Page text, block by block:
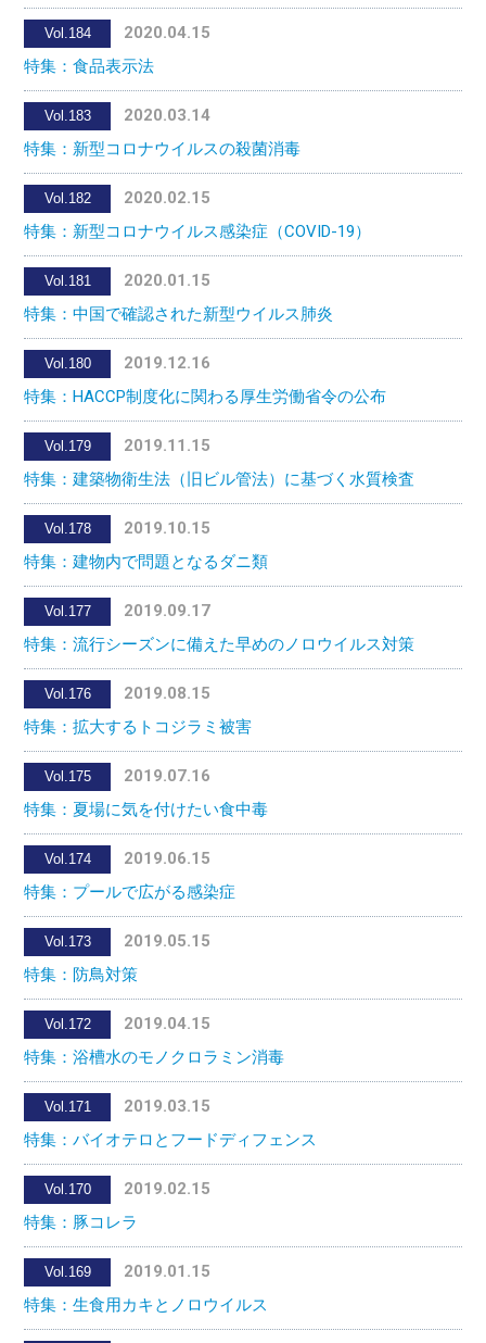
Vol.184
2020.04.15
特集：食品表示法
Vol.183
2020.03.14
特集：新型コロナウイルスの殺菌消毒
Vol.182
2020.02.15
特集：新型コロナウイルス感染症（COVID-19）
Vol.181
2020.01.15
特集：中国で確認された新型ウイルス肺炎
Vol.180
2019.12.16
特集：HACCP制度化に関わる厚生労働省令の公布
Vol.179
2019.11.15
特集：建築物衛生法（旧ビル管法）に基づく水質検査
Vol.178
2019.10.15
特集：建物内で問題となるダニ類
Vol.177
2019.09.17
特集：流行シーズンに備えた早めのノロウイルス対策
Vol.176
2019.08.15
特集：拡大するトコジラミ被害
Vol.175
2019.07.16
特集：夏場に気を付けたい食中毒
Vol.174
2019.06.15
特集：プールで広がる感染症
Vol.173
2019.05.15
特集：防鳥対策
Vol.172
2019.04.15
特集：浴槽水のモノクロラミン消毒
Vol.171
2019.03.15
特集：バイオテロとフードディフェンス
Vol.170
2019.02.15
特集：豚コレラ
Vol.169
2019.01.15
特集：生食用カキとノロウイルス